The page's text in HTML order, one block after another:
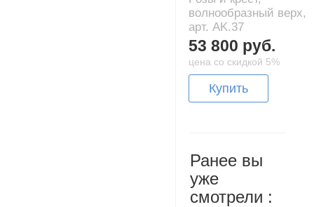
волнообразный верх,
арт. AK.37
53 800 руб.
цена со скидкой 5%
Купить
Ранее вы
уже
смотрели :